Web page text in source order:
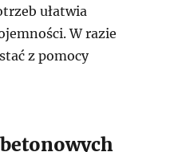
ułatwia
W razie
z pomocy